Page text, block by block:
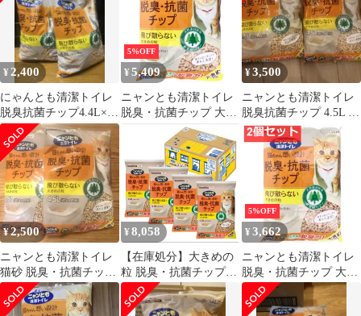
用 強力消臭
¥2,400
にゃんとも清潔トイレ
脱臭抗菌チップ4.4L×2
袋
5%OFF
¥ 5,409
ニャンとも清潔トイレ
脱臭・抗菌チップ 大き
めの粒 2.5L 5個セッ
ト まとめ売り
¥3,500
ニャンとも清潔トイレ
脱臭抗菌チップ 4.5L 2
袋セット
¥2,500
ニャンとも清潔トイレ
猫砂 脱臭・抗菌チップ
大きめの粒 4.5L×2袋
¥ 8,058
【在庫処分】大きめの
粒 脱臭・抗菌チップ
4.4L×4個 システムトイ
レ 猫砂 猫用 消臭 ニャ
5%OFF
¥ 3,662
ニャンとも清潔トイレ
脱臭・抗菌チップ 大き
めの粒 4.4L 2個セッ
ト まとめ売り